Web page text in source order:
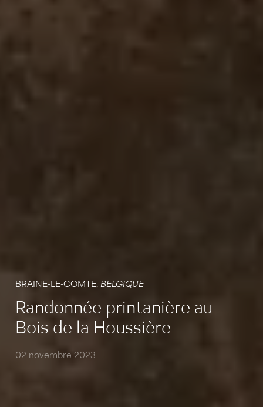
BRAINE-LE-COMTE, BELGIQUE
Randonnée printanière au
Bois de la Houssière
02 novembre 2023